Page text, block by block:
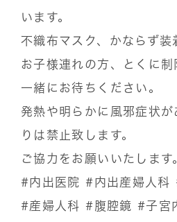
います。
不織布マスク、かならず装
お子様連れの方、とくに制
一緒にお待ちください。
発熱や明らかに風邪症状が
りは禁止致します。
ご協力をお願いいたします
#内出医院
#内出産婦人科
#産婦人科 #腹腔鏡 #子宮